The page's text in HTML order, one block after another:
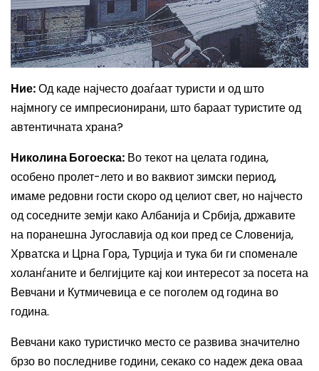
Ние:Од каде најчесто доаѓаат туристи и од што
најмногу се импресионирани, што бараат туристите од
автентичната храна?
Николина Богоеска: Во текот на целата година,
особено пролет-лето и во ваквиот зимски период,
имаме редовни гости скоро од целиот свет, но најчесто
од соседните земји како Албанија и Србија, државите
на поранешна Југославија од кои пред се Словенија,
Хрватска и Црна Гора, Турција и тука би ги споменале
холанѓаните и белгијците кај кои интересот за посета на
Вевчани и Кутмичевица е се поголем од година во
година.
Вевчани како туристичко место се развива значително
брзо во последниве години, секако со надеж дека оваа